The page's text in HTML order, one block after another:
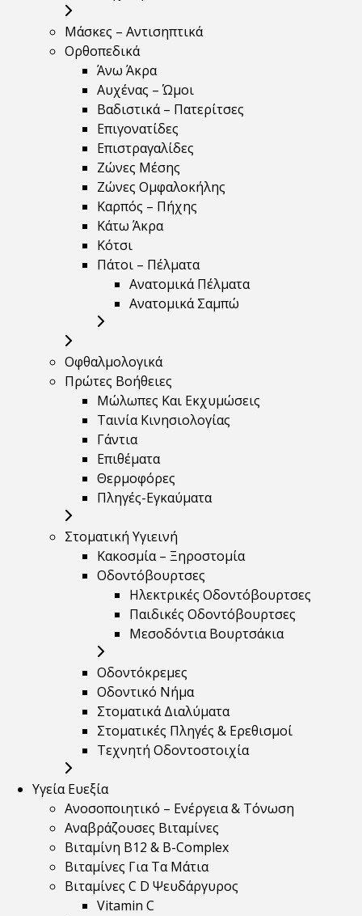
Μάσκες – Αντισηπτικά
Ορθοπεδικά
Άνω Άκρα
Αυχένας – Ώμοι
Βαδιστικά – Πατερίτσες
Επιγονατίδες
Επιστραγαλίδες
Ζώνες Μέσης
Ζώνες Ομφαλοκήλης
Καρπός – Πήχης
Κάτω Άκρα
Κότσι
Πάτοι – Πέλματα
Ανατομικά Πέλματα
Ανατομικά Σαμπώ
Οφθαλμολογικά
Πρώτες Βοήθειες
Μώλωπες Και Εκχυμώσεις
Ταινία Κινησιολογίας
Γάντια
Επιθέματα
Θερμοφόρες
Πληγές-Εγκαύματα
Στοματική Υγιεινή
Κακοσμία – Ξηροστομία
Οδοντόβουρτσες
Ηλεκτρικές Οδοντόβουρτσες
Παιδικές Οδοντόβουρτσες
Μεσοδόντια Βουρτσάκια
Οδοντόκρεμες
Οδοντικό Νήμα
Στοματικά Διαλύματα
Στοματικές Πληγές & Ερεθισμοί
Τεχνητή Οδοντοστοιχία
Υγεία Ευεξία
Ανοσοποιητικό – Ενέργεια & Τόνωση
Αναβράζουσες Βιταμίνες
Βιταμίνη B12 & Β-Complex
Βιταμίνες Για Τα Μάτια
Βιταμίνες C D Ψευδάργυρος
Vitamin C